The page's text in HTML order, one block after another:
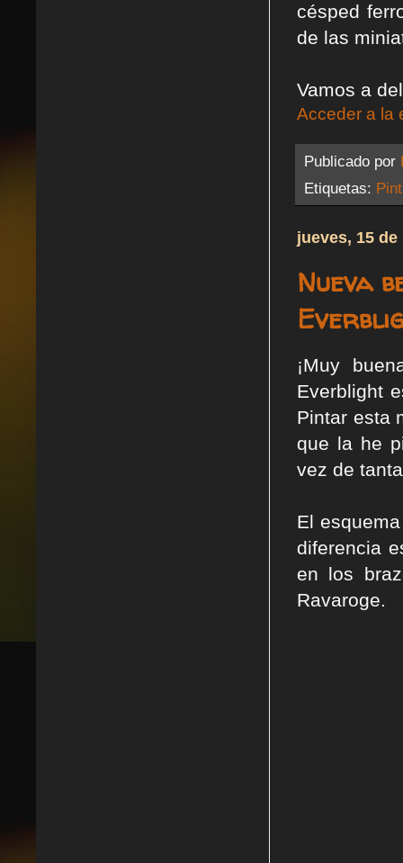
césped
de las
Vamos a
Acceder a la
Publicado por
Etiquetas:
jueves, 15 de
Nueva
¡Muy
Everblight
Pintar esta
que la he
vez de
El
diferencia
en los
Ravaroge.